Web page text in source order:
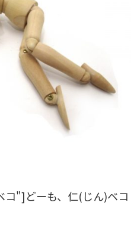
"]どーも、仁(じん)ベコ